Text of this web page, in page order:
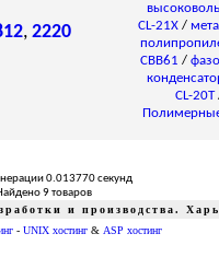
, 2220
CL-21X/
CBB61 /
CL-20T
0.013770 секунд
9 товаров
и производства.
- UNIX хостинг & ASP хостинг